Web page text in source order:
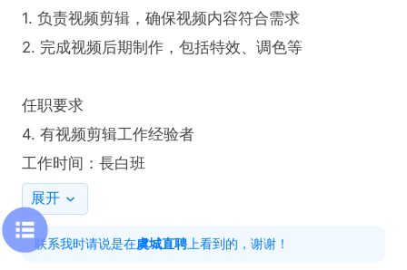
1. 负责视频剪辑，确保视频内容符合需求
2. 完成视频后期制作，包括特效、调色等
任职要求
4. 有视频剪辑工作经验者
工作时间：長白班
展开
联系我时请说是在虞城直聘 上看到的，谢谢！